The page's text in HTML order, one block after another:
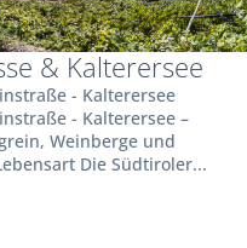
& Kalterersee
- Kalterersee
- Kalterersee –
Weinberge und
Die Südtiroler...